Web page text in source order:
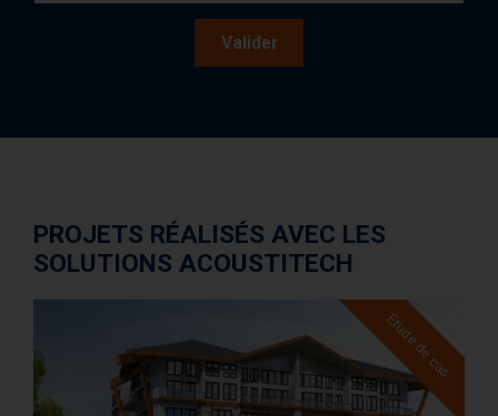
Valider
PROJETS RÉALISÉS AVEC LES
SOLUTIONS ACOUSTITECH
Étude de cas